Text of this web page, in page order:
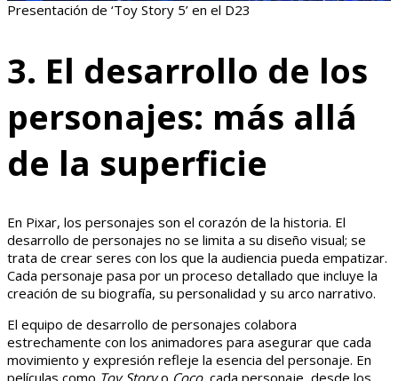
Presentación de ‘Toy Story 5’ en el D23
3. El desarrollo de los
personajes: más allá
de la superficie
En Pixar, los personajes son el corazón de la historia. El
desarrollo de personajes no se limita a su diseño visual; se
trata de crear seres con los que la audiencia pueda empatizar.
Cada personaje pasa por un proceso detallado que incluye la
creación de su biografía, su personalidad y su arco narrativo.
El equipo de desarrollo de personajes colabora
estrechamente con los animadores para asegurar que cada
movimiento y expresión refleje la esencia del personaje. En